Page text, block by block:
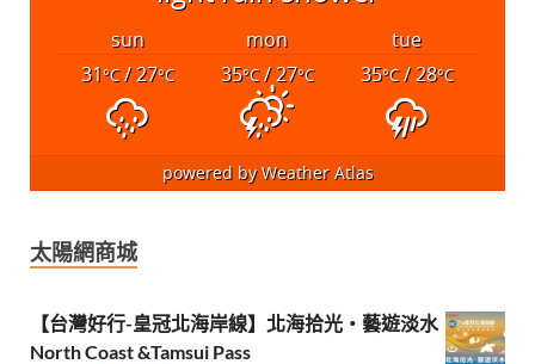
sun mon
tue
31°C/ 27°C 35°C/ 27°C 35°C/ 28°C
powered byWeather Atlas
太陽網商城
【台灣好行-皇冠北海岸線】北海拾光・藝遊淡水
North Coast &Tamsui Pass